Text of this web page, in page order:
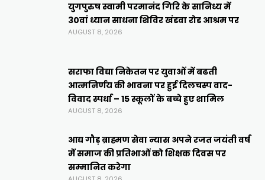
युगपुरुष स्वामी परमानंद गिरि के सानिध्य में
30वां ध्यान साधना शिविर खंडवा रोड आश्रम पर
AUGUST 8, 2026
सराफा विद्या निकेतन पर युवाओं में बढती
आत्मनिर्णय की भावना पर हुई दिलचस्प वाद-
विवाद स्पर्धा – 15 स्कूलों के बच्चे हुए शामिल
AUGUST 8, 2026
आद्य गौड़ ब्राह्मण सेवा न्यास अपने रजत जयंती वर्ष
में समाज की प्रतिभाओं को शिक्षक दिवस पर
सम्मानित करेगा